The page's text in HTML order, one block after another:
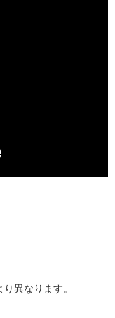
異なります。